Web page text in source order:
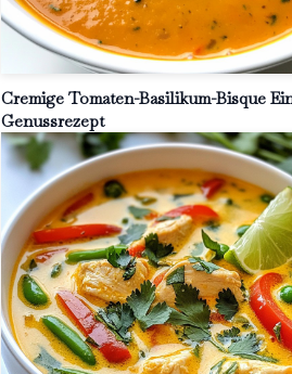
Cremige Tomaten-Basilikum-Bisque
Genussrezept